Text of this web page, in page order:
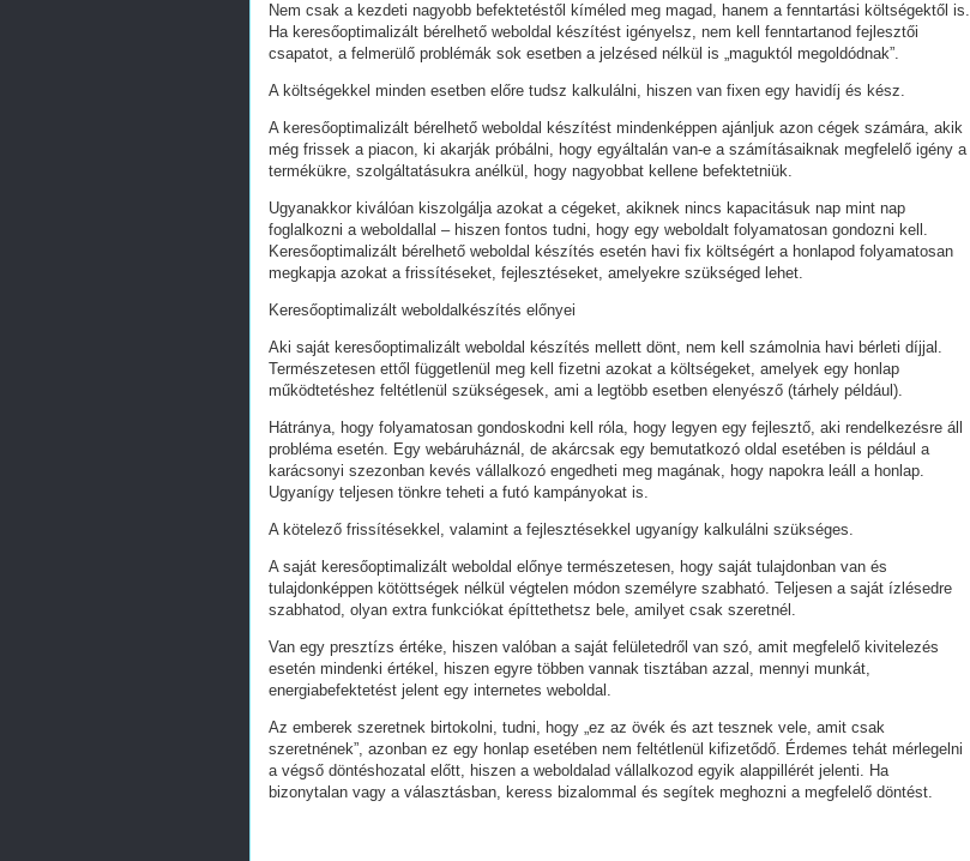
Nem csak a kezdeti nagyobb befektetéstől kíméled meg magad, hanem a fenntartási költségektől is.
Ha keresőoptimalizált bérelhető weboldal készítést igényelsz, nem kell fenntartanod fejlesztői
csapatot, a felmerülő problémák sok esetben a jelzésed nélkül is „maguktól megoldódnak”.
A költségekkel minden esetben előre tudsz kalkulálni, hiszen van fixen egy havidíj és kész.
A keresőoptimalizált bérelhető weboldal készítést mindenképpen ajánljuk azon cégek számára, akik
még frissek a piacon, ki akarják próbálni, hogy egyáltalán van-e a számításaiknak megfelelő igény a
termékükre, szolgáltatásukra anélkül, hogy nagyobbat kellene befektetniük.
Ugyanakkor kiválóan kiszolgálja azokat a cégeket, akiknek nincs kapacitásuk nap mint nap
foglalkozni a weboldallal – hiszen fontos tudni, hogy egy weboldalt folyamatosan gondozni kell.
Keresőoptimalizált bérelhető weboldal készítés esetén havi fix költségért a honlapod folyamatosan
megkapja azokat a frissítéseket, fejlesztéseket, amelyekre szükséged lehet.
Keresőoptimalizált weboldalkészítés előnyei
Aki saját keresőoptimalizált weboldal készítés mellett dönt, nem kell számolnia havi bérleti díjjal.
Természetesen ettől függetlenül meg kell fizetni azokat a költségeket, amelyek egy honlap
működtetéshez feltétlenül szükségesek, ami a legtöbb esetben elenyésző (tárhely például).
Hátránya, hogy folyamatosan gondoskodni kell róla, hogy legyen egy fejlesztő, aki rendelkezésre áll
probléma esetén. Egy webáruháznál, de akárcsak egy bemutatkozó oldal esetében is például a
karácsonyi szezonban kevés vállalkozó engedheti meg magának, hogy napokra leáll a honlap.
Ugyanígy teljesen tönkre teheti a futó kampányokat is.
A kötelező frissítésekkel, valamint a fejlesztésekkel ugyanígy kalkulálni szükséges.
A saját keresőoptimalizált weboldal előnye természetesen, hogy saját tulajdonban van és
tulajdonképpen kötöttségek nélkül végtelen módon személyre szabható. Teljesen a saját ízlésedre
szabhatod, olyan extra funkciókat építtethetsz bele, amilyet csak szeretnél.
Van egy presztízs értéke, hiszen valóban a saját felületedről van szó, amit megfelelő kivitelezés
esetén mindenki értékel, hiszen egyre többen vannak tisztában azzal, mennyi munkát,
energiabefektetést jelent egy internetes weboldal.
Az emberek szeretnek birtokolni, tudni, hogy „ez az övék és azt tesznek vele, amit csak
szeretnének”, azonban ez egy honlap esetében nem feltétlenül kifizetődő. Érdemes tehát mérlegelni
a végső döntéshozatal előtt, hiszen a weboldalad vállalkozod egyik alappillérét jelenti. Ha
bizonytalan vagy a választásban, keress bizalommal és segítek meghozni a megfelelő döntést.